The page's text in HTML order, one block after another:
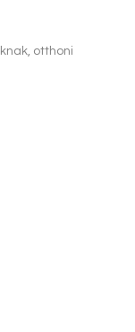
otthoni